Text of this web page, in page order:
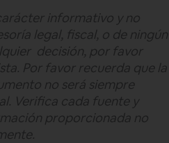
informativo y no
legal, fiscal, o de ningún
decisión, por favor
Por favor recuerda que la
no será siempre
Verifica cada fuente y
proporcionada no